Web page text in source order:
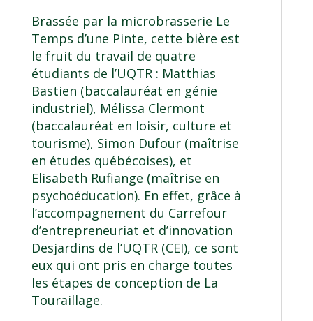
Brassée par la microbrasserie Le
Temps d’une Pinte, cette bière est
le fruit du travail de quatre
étudiants de l’UQTR : Matthias
Bastien (baccalauréat en génie
industriel), Mélissa Clermont
(baccalauréat en loisir, culture et
tourisme), Simon Dufour (maîtrise
en études québécoises), et
Elisabeth Rufiange (maîtrise en
psychoéducation). En effet, grâce à
l’accompagnement du Carrefour
d’entrepreneuriat et d’innovation
Desjardins de l’UQTR (CEI), ce sont
eux qui ont pris en charge toutes
les étapes de conception de La
Touraillage.